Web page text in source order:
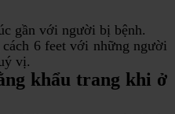
gần với người bị bệnh.
6 feet với những người
vị.
khẩu trang khi ở